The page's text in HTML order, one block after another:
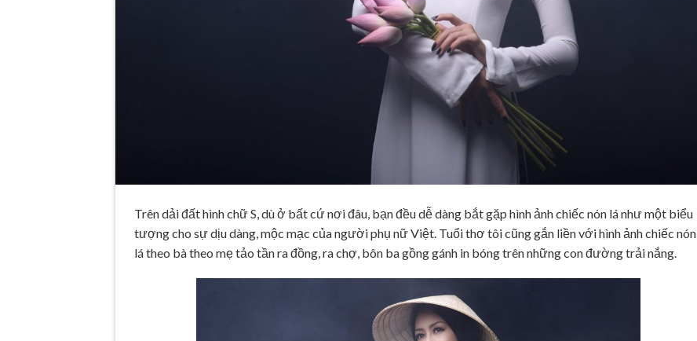
Trên dải đất hình chữ S, dù ở bất cứ nơi đâu, bạn đều dễ dàng bắt gặp hình ảnh chiếc nón lá như một biểu
tượng cho sự dịu dàng, mộc mạc của người phụ nữ Việt. Tuổi thơ tôi cũng gắn liền với hình ảnh chiếc nón
lá theo bà theo mẹ tảo tần ra đồng, ra chợ, bôn ba gồng gánh in bóng trên những con đường trải nắng.